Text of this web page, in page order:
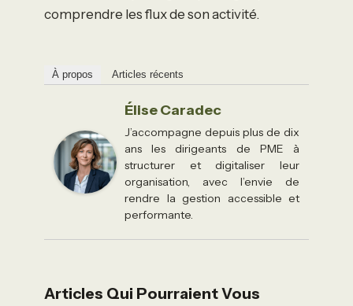
comprendre les flux de son activité.
À propos Articles récents
Élise Caradec
J’accompagne depuis plus de dix
ans les dirigeants de PME à
structurer et digitaliser leur
organisation, avec l’envie de
rendre la gestion accessible et
performante.
Articles Qui Pourraient Vous